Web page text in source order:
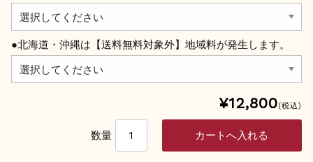
●北海道・沖縄は【送料無料対象外】地域料が発生します。
¥12,800(税込)
数量